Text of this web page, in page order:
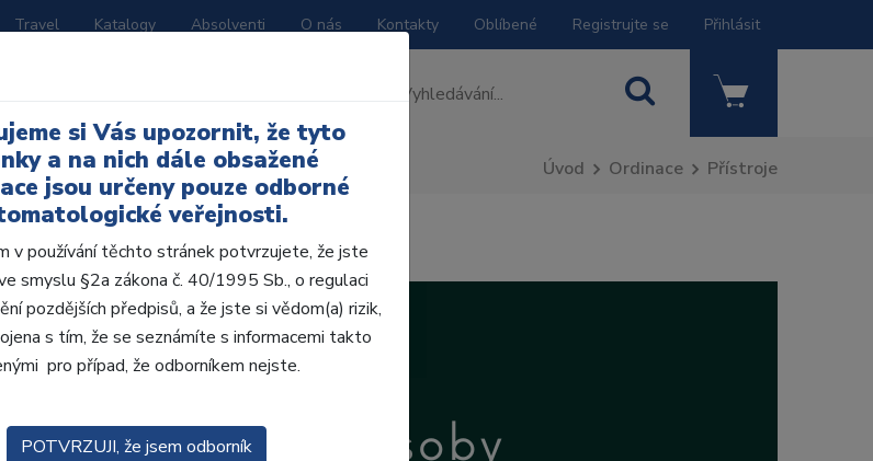
Travel Katalogy Absolventi O nás Kontakty Oblíbené Registrujte se Přihlásit
Úvod Ordinace Přístroje
si Vás upozornit, že tyto
a na nich dále obsažené
jsou určeny pouze odborné
veřejnosti.
v používání těchto stránek potvrzujete, že jste
smyslu §2a zákona č. 40/1995 Sb., o regulaci
pozdějších předpisů, a že jste si vědom(a) rizik,
s tím, že se seznámíte s informacemi takto
pro případ, že odborníkem nejste.
POTVRZUJI, že jsem odborník